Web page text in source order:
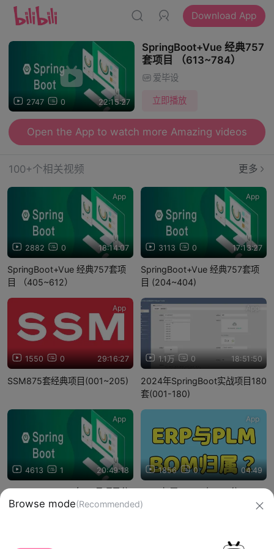
Download App
2747 0 22:15:27
SpringBoot+Vue 经典757
套项目 （613~784）
爱毕设
立即播放
Open the App to watch more Amazing videos
100+个相关视频 更多
2882 0 18:14:07
App
SpringBoot+Vue 经典757套项
目 （405~612）
3113 0 17:13:27
App
SpringBoot+Vue 经典757套项
目 (204~404)
1550 0 29:16:27
App
SSM875套经典项目(001~205)
1.1万 0 18:51:50
2024年SpringBoot实战项目180
套(001-180)
4613 1 20:49:18
App
SpringBoot2024年09月项目分
享
1856 0 04:49
App
BOM归属：PLM与ERP分工